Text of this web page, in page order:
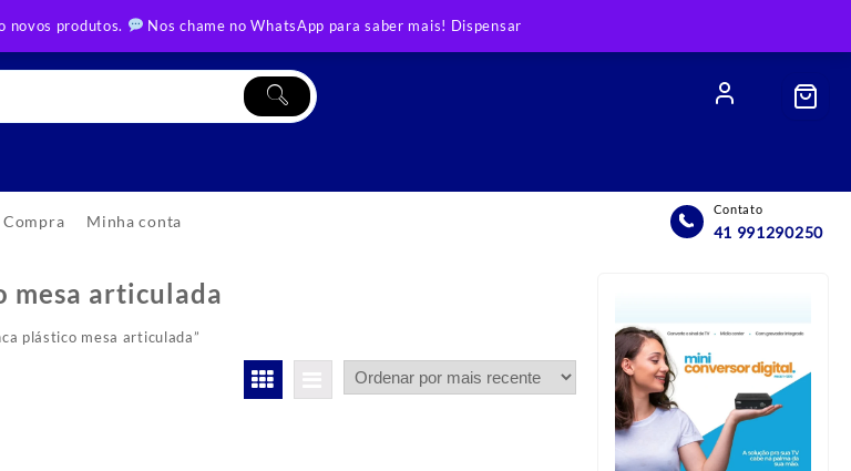
novos produtos. Nos chame no WhatsApp para saber mais! Dispensar
Minha conta
Contato
41 991290250
mesa articulada
plástico mesa articulada”